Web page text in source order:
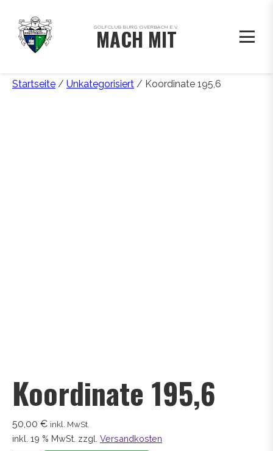
GOLFCLUB BURG OVERBACH E.V.
MACH MIT
Startseite / Unkategorisiert / Koordinate 195,6
Koordinate 195,6
50,00 € inkl. MwSt.
inkl. 19 % MwSt. zzgl. Versandkosten